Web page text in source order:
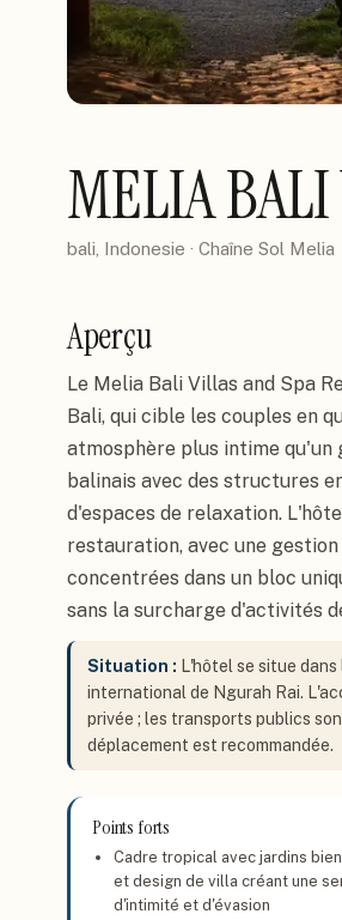
MELIA BALI
bali, Indonesie · Chaîne Sol Melia
Aperçu
Le Melia Bali Villas and Spa
Bali, qui cible les couples en
atmosphère plus intime qu'un
balinais avec des structures
d'espaces de relaxation.
restauration, avec une
concentrées dans un bloc
sans la surcharge d'activités
Situation : L'hôtel se situe
international de Ngurah Rai.
privée ; les transports publics
déplacement est recommandée.
Points forts
Cadre tropical avec jardins
et design de villa créant une
d'intimité et d'évasion